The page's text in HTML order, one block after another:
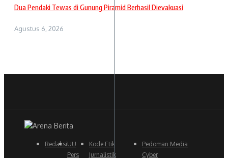
Dua Pendaki Tewas di Gunung Piramid Berhasil Dievakuasi
Agustus 6, 2026
RedaksiUU
Pers
Kode Etik
Jurnalistik
Pedoman Media
Cyber